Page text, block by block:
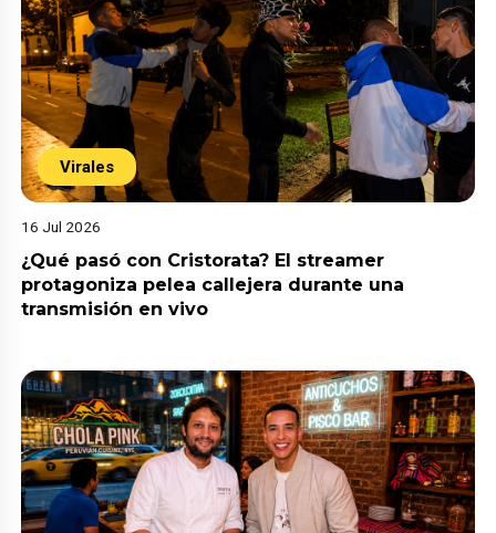
Virales
16 Jul 2026
¿Qué pasó con Cristorata? El streamer
protagoniza pelea callejera durante una
transmisión en vivo